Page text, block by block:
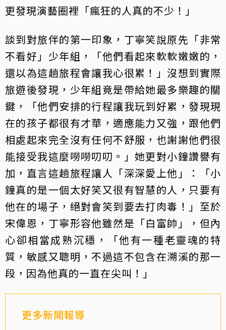
更發現演藝圈裡「瘋狂的人真的不少！」
談到對旅伴的第一印象，丁寧笑說原先「非常
不看好」少年組，「他們看起來軟軟嫩嫩的，
還以為這趟旅程會讓我心很累！」沒想到實際
旅遊後發現，少年組竟是帶給她最多樂趣的關
鍵，「他們安排的行程讓我玩到好累，發現現
在的孩子都很有才華，適應能力又強，跟他們
相處起來完全沒有任何不舒服，也謝謝他們很
能接受我這麼嘮嘮叨叨。」她更對小鐘讚譽有
加，直言這趟旅程讓人「深深愛上他」：「小
鐘真的是一個太好笑又很有智慧的人，只要有
他在的場子，絕對會笑到要去打肉毒！」至於
宋偉恩，丁寧形容他雖然是「白富帥」，但內
心卻相當成熟沉穩，「他有一種老靈魂的特
質，敏感又聰明，不過這不包含在溯溪的那一
段，因為他真的一直在尖叫！」
更多新聞報導